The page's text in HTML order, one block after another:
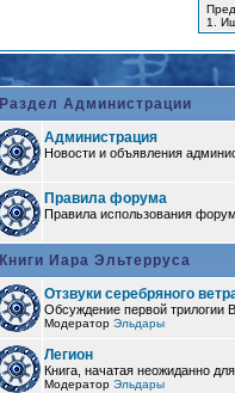
1.
Раздел Администрации
Администрация
Новости и объявления
Правила форума
Правила использования
Книги Иара Эльтерруса
Отзвуки серебряного
Обсуждение первой трилогии
Модератор Эльдары
Легион
Книга, начатая неожиданно
Модератор Эльдары